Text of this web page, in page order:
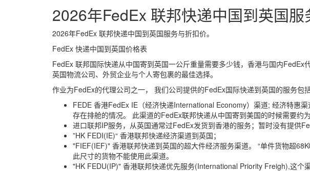
2026年FedEx 联邦快递中国到英国服
2026年FedEx 联邦快递中国到英国服务与折扣价。
FedEx 快递中国到英国价格表
FedEx 联邦国际快递从中国寄到英国一公斤重量需要多少钱，香港与国内FedEx
英国物流公司、外贸企业与个人寄包裹的最佳选择。
作业为FedEx的代理公司之一， 我们公司提供的FedEx国际快递到英国的服务包括
FEDE 香港FedEx IE（经济快递International Economy）渠道; 经济特惠
存在排舱的情况。 此渠道的FedEx联邦快递从中国寄到美国的时候需要约为
进口联邦IP服务，从英国通常过FedEx发货到香港的服务；暂时没有提供
”HK FEDI(IE)“ 香港联邦快递经济渠道到英国；
"FIEF(IEF)" 香港联邦快递到英国的超大件经济服务渠道。 “单件货物超
此尺寸的货物不能使用此渠道。
"HK FEDU(IP)" 香港联邦快递优先服务(International Priority Freigh),这个